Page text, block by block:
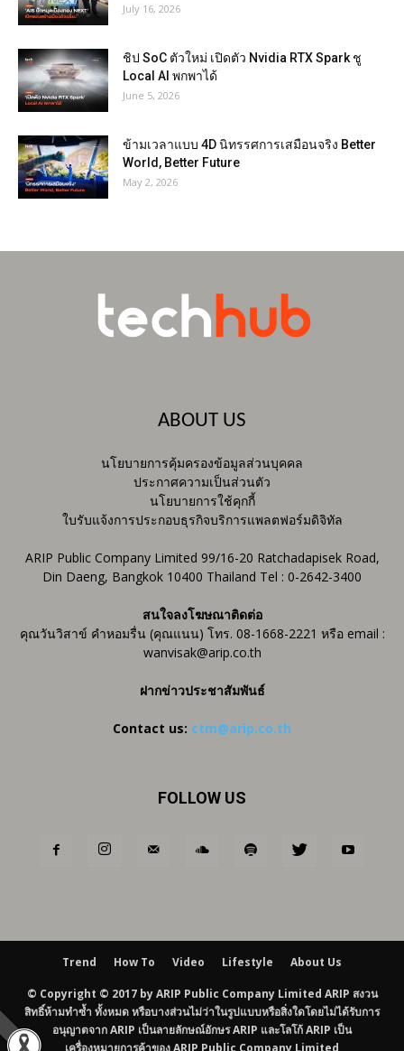
July 16, 2026
ชิป SoC ตัวใหม่ เปิดตัว Nvidia RTX Spark ชู
Local AI พกพาได้
June 5, 2026
ข้ามเวลาแบบ 4D นิทรรศการเสมือนจริง Better
World, Better Future
May 2, 2026
ABOUT US
นโยบายการคุ้มครองข้อมูลส่วนบุคคล
ประกาศความเป็นส่วนตัว
นโยบายการใช้คุกกี้
ใบรับแจ้งการประกอบธุรกิจบริการแพลตฟอร์มดิจิทัล
ARIP Public Company Limited 99/16-20 Ratchadapisek Road,
Din Daeng, Bangkok 10400 Thailand Tel : 0-2642-3400
สนใจลงโฆษณาติดต่อ
คุณวันวิสาข์ คำหอมรื่น (คุณแนน) โทร. 08-1668-2221 หรือ email :
wanvisak@arip.co.th
ฝากข่าวประชาสัมพันธ์
Contact us: ctm@arip.co.th
FOLLOW US
Trend How To Video Lifestyle About Us
© Copyright © 2017 by ARIP Public Company Limited ARIP สงวน
สิทธิ์ห้ามทำซ้ำ ทั้งหมด หรือบางส่วนไม่ว่าในรูปแบบหรือสิ่งใดโดยไม่ได้รับการ
อนุญาตจาก ARIP เป็นลายลักษณ์อักษร ARIP และโลโก้ ARIP เป็น
เครื่องหมายการค้าของ ARIP Public Company Limited